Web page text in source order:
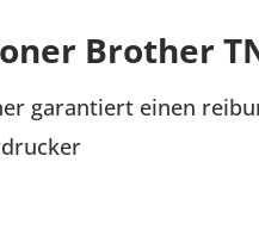
Brother
garantiert einen